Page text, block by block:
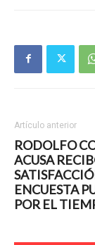
Artículo anterior
RODOLFO
ACUSA
ENCUESTA
POR EL